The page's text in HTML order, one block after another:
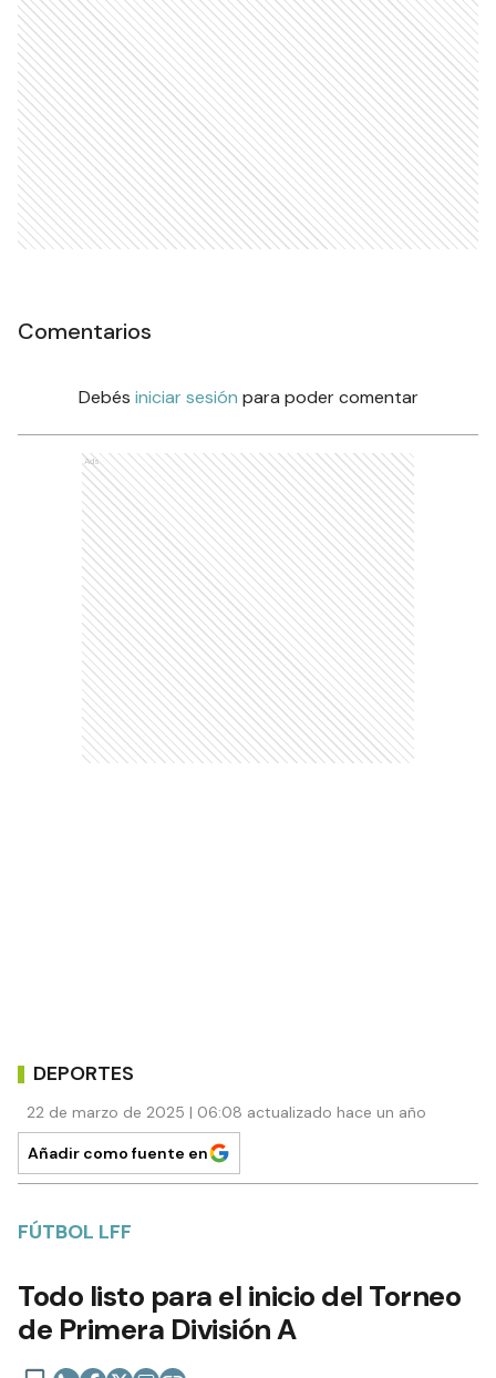
Comentarios
Debés iniciar sesión para poder comentar
Ads
DEPORTES
22 de marzo de 2025 | 06:08 actualizado hace un año
Añadir como fuente en
FÚTBOL LFF
Todo listo para el inicio del Torneo
de Primera División A